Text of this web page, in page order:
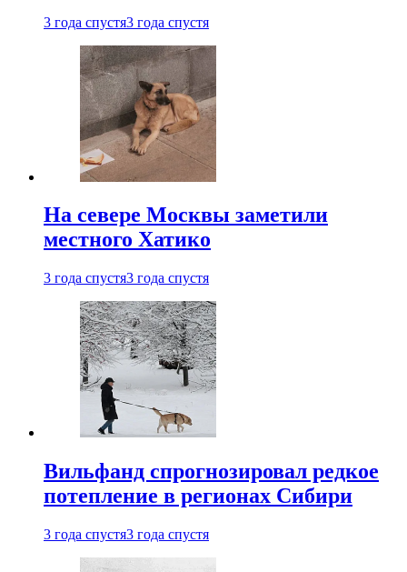
3 года спустя3 года спустя
На севере Москвы заметили
местного Хатико
3 года спустя3 года спустя
Вильфанд спрогнозировал редкое
потепление в регионах Сибири
3 года спустя3 года спустя